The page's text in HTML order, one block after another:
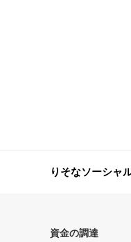
りそなソーシャ
資金の調達